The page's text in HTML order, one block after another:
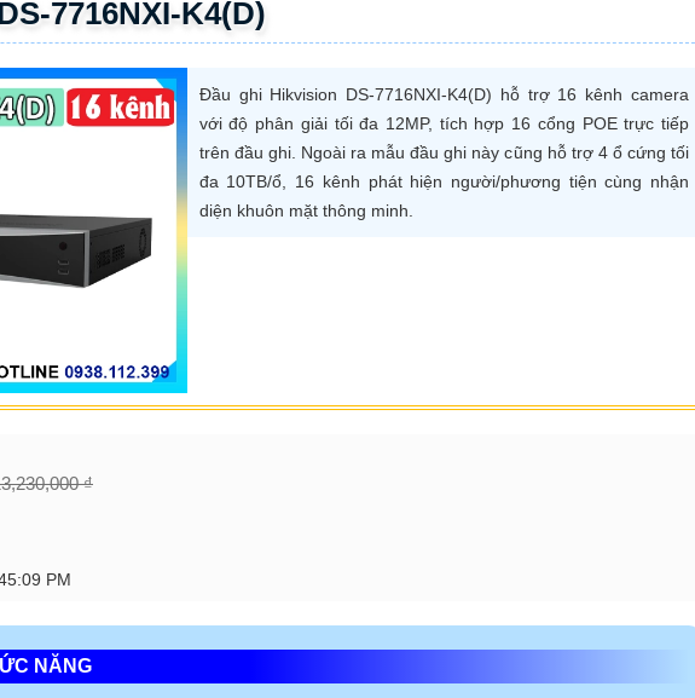
7716NXI-K4(D)
Đầu ghi Hikvision DS-7716NXI-K4(D) hỗ trợ 16 kênh camera
với độ phân giải tối đa 12MP, tích hợp 16 cổng POE trực tiếp
trên đầu ghi. Ngoài ra mẫu đầu ghi này cũng hỗ trợ 4 ổ cứng tối
đa 10TB/ổ, 16 kênh phát hiện người/phương tiện cùng nhận
diện khuôn mặt thông minh.
₫
PM
NĂNG